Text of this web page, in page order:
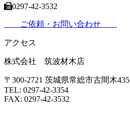
0297-42-3532
ご依頼・お問い合わせ
アクセス
株式会社 筑波材木店
〒300-2721 茨城県常総市古間木435
TEL: 0297-42-3354
FAX: 0297-42-3532